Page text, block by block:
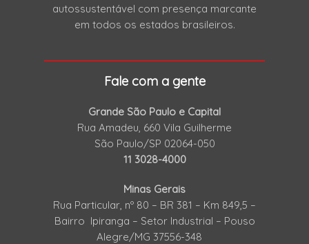
autossustentável com presença marcante
em todos os estados brasileiros.
Fale com a gente
Grande São Paulo e Capital
Rua Amadeu, 660 Vila Guilherme
São Paulo/SP 02064-050
11 3028-4000
Minas Gerais
Rua Particular, nº 80 – BR 381 – Km 849,5 –
Bairro Ipiranga – Setor Industrial – Pouso
Alegre/MG 37556-348